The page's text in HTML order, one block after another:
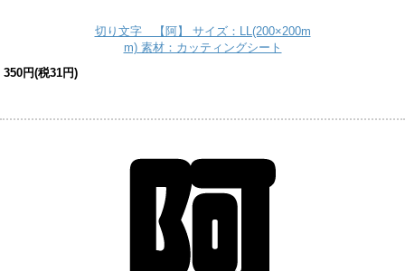
切り文字 【阿】 サイズ：LL(200×200m
m) 素材：カッティングシート
350円(税31円)